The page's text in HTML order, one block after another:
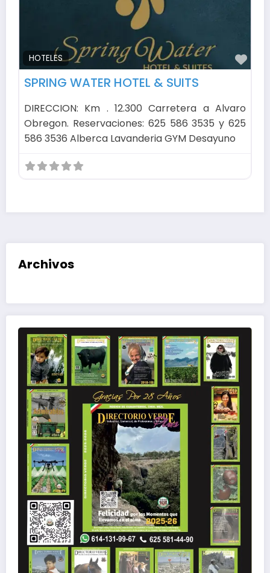
HOTELES
SPRING WATER HOTEL & SUITS
DIRECCION: Km . 12.300 Carretera a Alvaro
Obregon. Reservaciones: 625 586 3535 y 625
586 3536 Alberca Lavanderia GYM Desayuno
Archivos